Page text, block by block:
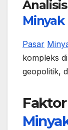
Minyak
Pasar
kompleks
geopolitik,